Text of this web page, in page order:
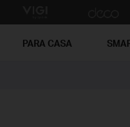
PARA CASA